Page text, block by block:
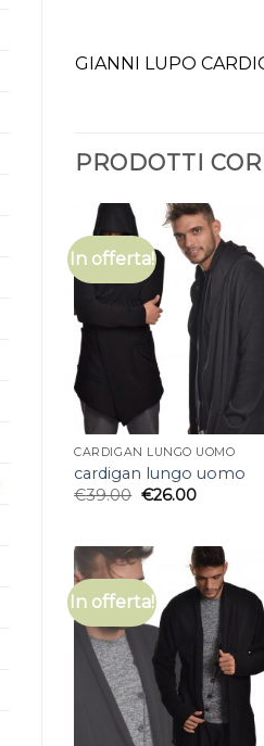
GIANNI LUPO
PRODOTTI
In offerta!
CARDIGAN LUNGO UOMO
cardigan lungo uomo
€39.00 €26.00
In offerta!